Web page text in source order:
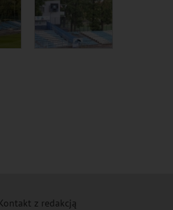
z redakcją